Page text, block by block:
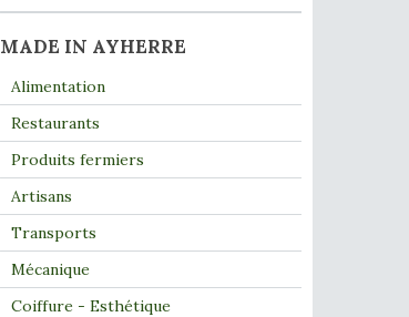
MADE IN AYHERRE
Alimentation
Restaurants
Produits fermiers
Artisans
Transports
Mécanique
Coiffure - Esthétique